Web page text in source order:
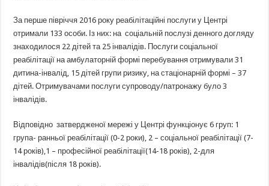
За перше півріччя 2016 року реабілітаційні послуги у Центрі
отримали 133 особи. Із них: на соціальній послузі денного догляду
знаходилося 22 дітей та 25 інвалідів. Послуги соціальної
реабілітації на амбулаторній формі перебування отримували 31
дитина-інвалід, 15 дітей групи ризику, на стаціонарній формі – 37
дітей. Отримувачами послуги супроводу/патронажу було 3
інвалідів.
Відповідно затвердженої мережі у Центрі функціонує 6 груп: 1
група- ранньої реабілітації (0-2 роки), 2 – соціальної реабілітації (7-
14 років),1 – професійної реабілітації(14-18 років), 2-для
інвалідів(після 18 років).